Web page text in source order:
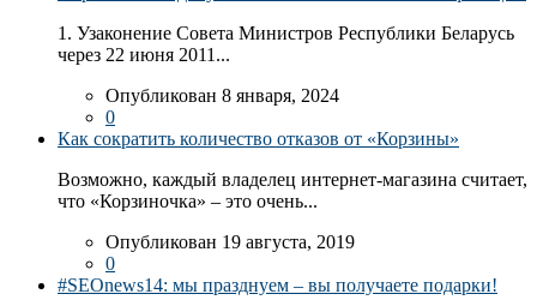
1. Узаконение Совета Министров Республики Беларусь
через 22 июня 2011...
Опубликован 8 января, 2024
0
Как сократить количество отказов от «Корзины»
Возможно, каждый владелец интернет-магазина считает,
что «Корзиночка» – это очень...
Опубликован 19 августа, 2019
0
#SEOnews14: мы празднуем – вы получаете подарки!